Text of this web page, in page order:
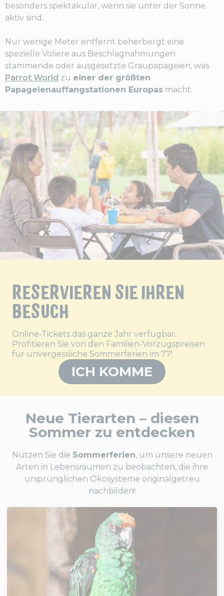
besonders spektakulär, wenn sie unter der Sonne
aktiv sind.
Nur wenige Meter entfernt beherbergt eine
spezielle Voliere aus Beschlagnahmungen
stammende oder ausgesetzte Graupapageien, was
Parrot World zu einer der größten
Papageienauffangstationen Europas macht.
RESERVIEREN SIE IHREN
BESUCH
Online-Tickets das ganze Jahr verfügbar.
Profitieren Sie von den Familien-Vorzugspreisen
für unvergessliche Sommerferien im 77!
ICH KOMME
Neue Tierarten – diesen
Sommer zu entdecken
Nutzen Sie die Sommerferien, um unsere neuen
Arten in Lebensräumen zu beobachten, die ihre
ursprünglichen Ökosysteme originalgetreu
nachbilden!